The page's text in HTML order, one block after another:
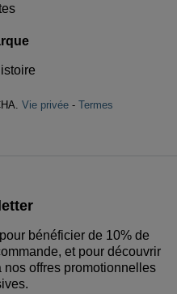
Vie privée - Termes
bénéficier de 10% de
et pour découvrir
offres promotionnelles